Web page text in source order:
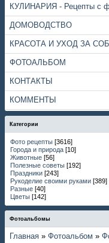
КУЛИНАРИЯ - Рецепты с
ДОМОВОДСТВО
КРАСОТА И УХОД ЗА
ФОТОАЛЬБОМ
КОНТАКТЫ
КОММЕНТЫ
Категории
Фото рецепты [3616]
Города и природа [10]
Животные [56]
Полезные советы [192]
Праздники [243]
Рукоделие своими руками [389]
Разные [40]
Цветы [142]
Фотоальбомы
Главная » Фотоальбом »